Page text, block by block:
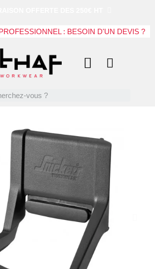
: BESOIN D'UN DEVIS ?